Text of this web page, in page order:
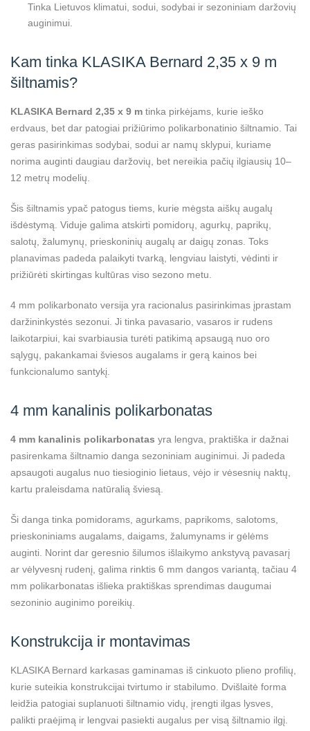
Tinka Lietuvos klimatui, sodui, sodybai ir sezoniniam daržovių
auginimui.
Kam tinka KLASIKA Bernard 2,35 x 9 m
šiltnamis?
KLASIKA Bernard 2,35 x 9 m tinka pirkėjams, kurie ieško
erdvaus, bet dar patogiai prižiūrimo polikarbonatinio šiltnamio. Tai
geras pasirinkimas sodybai, sodui ar namų sklypui, kuriame
norima auginti daugiau daržovių, bet nereikia pačių ilgiausių 10–
12 metrų modelių.
Šis šiltnamis ypač patogus tiems, kurie mėgsta aiškų augalų
išdėstymą. Viduje galima atskirti pomidorų, agurkų, paprikų,
salotų, žalumynų, prieskoninių augalų ar daigų zonas. Toks
planavimas padeda palaikyti tvarką, lengviau laistyti, vėdinti ir
prižiūrėti skirtingas kultūras viso sezono metu.
4 mm polikarbonato versija yra racionalus pasirinkimas įprastam
daržininkystės sezonui. Ji tinka pavasario, vasaros ir rudens
laikotarpiui, kai svarbiausia turėti patikimą apsaugą nuo oro
sąlygų, pakankamai šviesos augalams ir gerą kainos bei
funkcionalumo santykį.
4 mm kanalinis polikarbonatas
4 mm kanalinis polikarbonatas yra lengva, praktiška ir dažnai
pasirenkama šiltnamio danga sezoniniam auginimui. Ji padeda
apsaugoti augalus nuo tiesioginio lietaus, vėjo ir vėsesnių naktų,
kartu praleisdama natūralią šviesą.
Ši danga tinka pomidorams, agurkams, paprikoms, salotoms,
prieskoniniams augalams, daigams, žalumynams ir gėlėms
auginti. Norint dar geresnio šilumos išlaikymo ankstyvą pavasarį
ar vėlyvesnį rudenį, galima rinktis 6 mm dangos variantą, tačiau 4
mm polikarbonatas išlieka praktiškas sprendimas daugumai
sezoninio auginimo poreikių.
Konstrukcija ir montavimas
KLASIKA Bernard karkasas gaminamas iš cinkuoto plieno profilių,
kurie suteikia konstrukcijai tvirtumo ir stabilumo. Dvišlaitė forma
leidžia patogiai suplanuoti šiltnamio vidų, įrengti ilgas lysves,
palikti praėjimą ir lengvai pasiekti augalus per visą šiltnamio ilgį.